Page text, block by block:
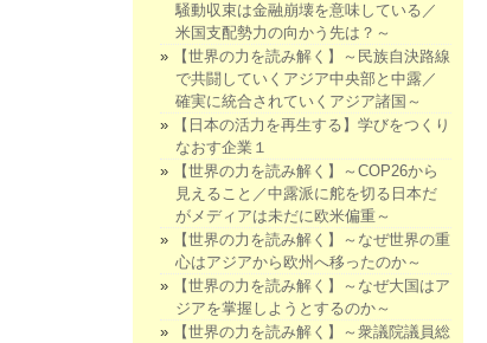
騒動収束は金融崩壊を意味している／
米国支配勢力の向かう先は？～
【世界の力を読み解く】～民族自決路線
で共闘していくアジア中央部と中露／
確実に統合されていくアジア諸国～
【日本の活力を再生する】学びをつくり
なおす企業１
【世界の力を読み解く】～COP26から
見えること／中露派に舵を切る日本だ
がメディアは未だに欧米偏重～
【世界の力を読み解く】～なぜ世界の重
心はアジアから欧州へ移ったのか～
【世界の力を読み解く】～なぜ大国はア
ジアを掌握しようとするのか～
【世界の力を読み解く】～衆議院議員総